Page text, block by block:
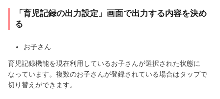
「育児記録の出力設定」画面で出力する内容を決め
る
お子さん
育児記録機能を現在利用しているお子さんが選択された状態に
なっています。複数のお子さんが登録されている場合はタップで
切り替えができます。